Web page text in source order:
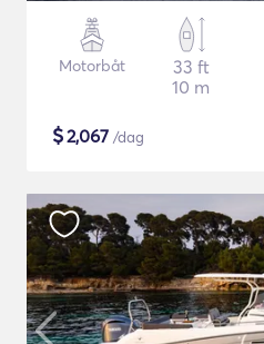
Motorbåt
33 ft
10 m
$2,067 /dag